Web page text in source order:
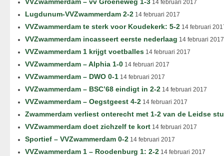
14 februari 2017
Lugdunum-VVZwammerdam 2-2 14 februari 2017
VVZwammerdam te sterk voor Koudekerk: 5-2 14 februari
VVZwammerdam incasseert eerste nederlaag 14 februari 2017
VVZwammerdam 1 krijgt voetballes 14 februari 2017
VVZwammerdam – Alphia 1-0 14 februari 2017
VVZwammerdam – DWO 0-1 14 februari 2017
VVZwammerdam – BSC’68 eindigt in 2-2 14 februari 2017
VVZwammerdam – Oegstgeest 4-2 14 februari 2017
Zwammerdam verliest onterecht met 1-2 van de Leidse
VVZwammerdam doet zichzelf te kort 14 februari 2017
Sportief – VVZwammerdam 0-2 14 februari 2017
VVZwammerdam 1 – Roodenburg 1: 2-2 14 februari 2017